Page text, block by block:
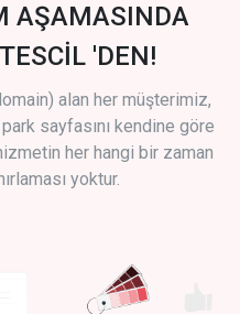
AŞAMASINDA
'DEN!
alan her müşterimiz,
sayfasını kendine göre
her hangi bir zaman
yoktur.